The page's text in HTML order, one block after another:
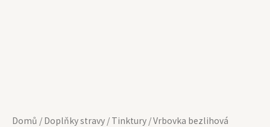
Domů / Doplňky stravy / Tinktury / Vrbovka bezlihová